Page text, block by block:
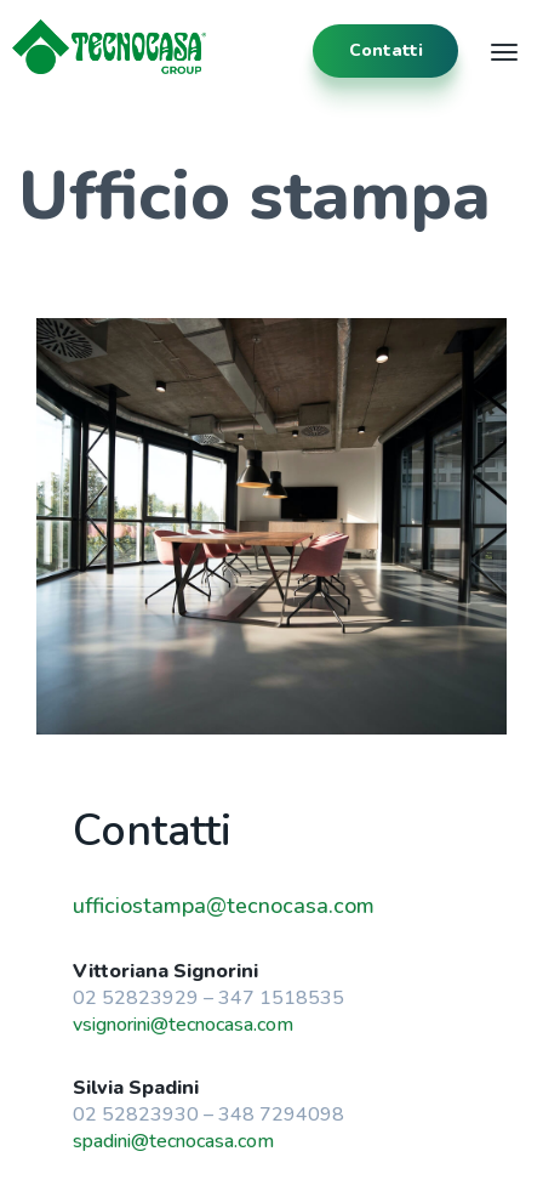
Contatti
Ufficio stampa
Contatti
ufficiostampa@tecnocasa.com
Vittoriana Signorini
02 52823929 – 347 1518535
vsignorini@tecnocasa.com
Silvia Spadini
02 52823930 – 348 7294098
spadini@tecnocasa.com